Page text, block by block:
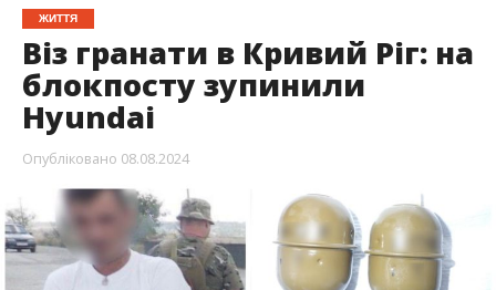
ЖИТТЯ
Віз гранати в Кривий Ріг: на
блокпосту зупинили
Hyundai
Опубліковано 08.08.2024